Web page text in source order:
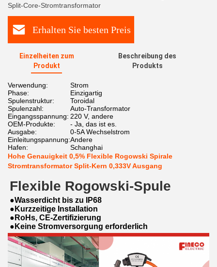
Split-Core-Stromtransformator
Erhalten Sie besten Preis
Einzelheiten zum
Produkt
Beschreibung des
Produkts
Verwendung:
Strom
Phase:
Einzigartig
Spulenstruktur:
Toroidal
Spulenzahl:
Auto-Transformator
Eingangsspannung: 220 V, andere
OEM-Produkte:
- Ja, das ist es.
Ausgabe:
0-5A Wechselstrom
Einleitungspannung:Andere
Hafen:
Schanghai
Hohe Genauigkeit 0,5% Flexible Rogowski Spirale
Stromtransformator Split-Kern 0,333V Ausgang
Flexible Rogowski-Spule
●Wasserdicht bis zu IP68
●Kurzzeitige Installation
●RoHs, CE-Zertifizierung
●Keine Stromversorgung erforderlich